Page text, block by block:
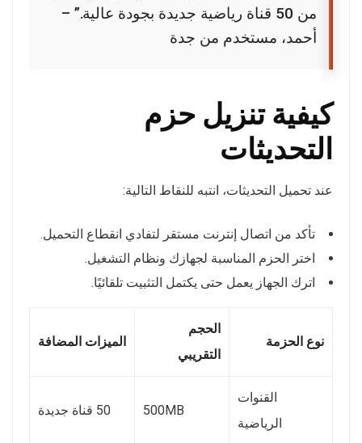
من 50 قناة رياضية جديدة بجودة عالية.” –
أحمد، مستخدم من جدة
كيفية تنزيل حزم
التحديثات
عند تحميل التحديثات، انتبه للنقاط التالية:
تأكد من اتصال إنترنت مستقر لتفادي انقطاع التحميل.
اختر الحزم المناسبة لجهازك ونظام التشغيل.
اترك الجهاز يعمل حتى يكتمل التثبيت تلقائيًا.
نوع الحزمة
الحجم
التقريبي
الميزات المضافة
القنوات
الرياضية
500MB 50 قناة جديدة